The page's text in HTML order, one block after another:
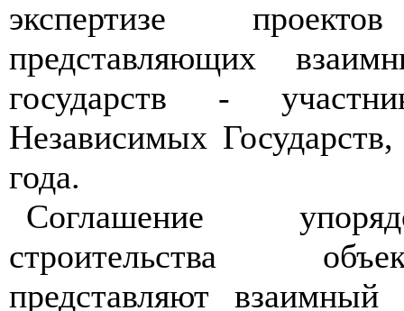
экспертизе
представляющих
государств -
Независимых
года.
Соглашение
строительства
представляют